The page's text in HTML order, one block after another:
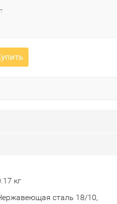
кг
сталь 18/10,